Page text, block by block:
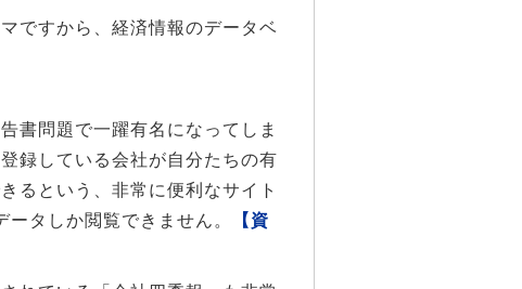
ですから、経済情報のデータベ
書問題で一躍有名になってしま
録している会社が自分たちの有
るという、非常に便利なサイト
タしか閲覧できません。
【資